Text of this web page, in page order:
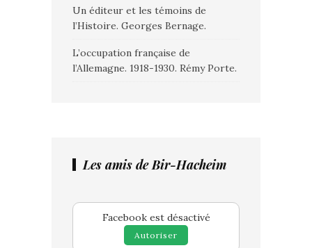
Un éditeur et les témoins de
l’Histoire. Georges Bernage.
L’occupation française de
l’Allemagne. 1918-1930. Rémy Porte.
Les amis de Bir-Hacheim
Facebook est désactivé
Autoriser